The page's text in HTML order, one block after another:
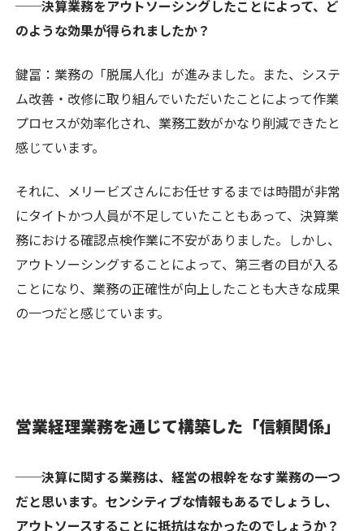
──決算業務をアウトソーシングしたことによって、ど
のような効果が得られましたか？
鍵冨：業務の「脱属人化」が進みました。また、システ
ム改善・改修に取り組んでいただいたことによって作業
プロセスが効率化され、業務工数がかなり削減できたと
感じています。
それに、メリービズさんにお任せするまでは時間が非常
にタイトかつ人員が不足していたこともあって、決算業
務における確認点検作業に不安がありました。しかし、
アウトソーシングすることによって、第三者の目が入る
ことになり、業務の正確性が向上したことも大きな成果
の一つだと感じています。
営業経理業務を通じて構築した「信頼関係」
──決算に関する業務は、経営の根幹をなす業務の一つ
だと思います。センシティブな情報もあるでしょうし、
アウトソースすることに抵抗はなかったのでしょうか？